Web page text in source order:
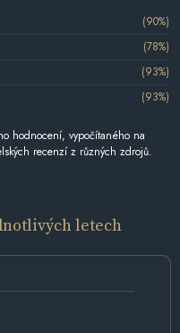
(90%)
(78%)
(93%)
(93%)
hodnocení, vypočítaného na
recenzí z různých zdrojů.
letech